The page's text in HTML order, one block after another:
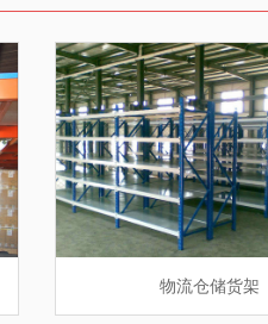
平台阁楼货架
物流仓储货架